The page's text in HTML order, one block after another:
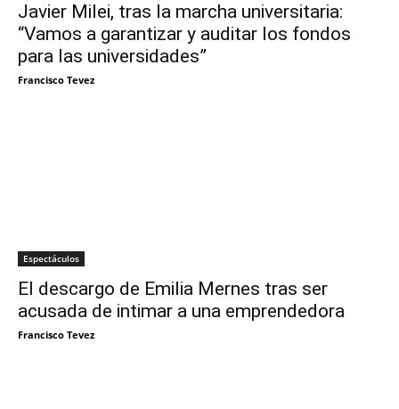
Javier Milei, tras la marcha universitaria:
“Vamos a garantizar y auditar los fondos
para las universidades”
Francisco Tevez
Espectáculos
El descargo de Emilia Mernes tras ser
acusada de intimar a una emprendedora
Francisco Tevez